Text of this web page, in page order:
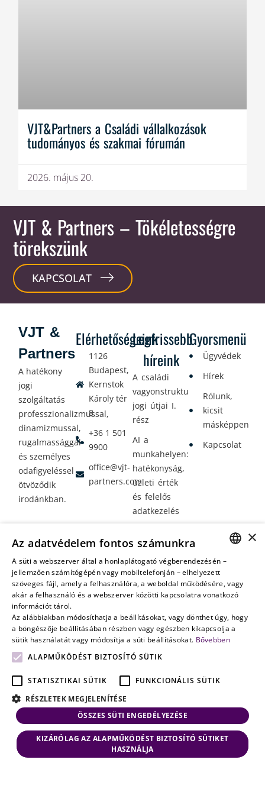
VJT&Partners a Családi vállalkozások
tudományos és szakmai fórumán
2026. május 20.
VJT & Partners – Tökéletességre
törekszünk
KAPCSOLAT
Elérhetőségeink
1126
Budapest,
Kernstok
Károly tér
8.
+36 1 501
9900
office@vjt-
partners.com
Legfrissebb
híreink
A családi
vagyonstrukturálás
jogi útjai I.
rész
AI a
munkahelyen:
hatékonyság,
üzleti érték
és felelős
adatkezelés
amikor a jövő
nem a
véletlenen
múlik
Gyorsmenü
Ügyvédek
Hírek
Rólunk,
kicsit
másképpen
Kapcsolat
VJT &
Partners
A hatékony
jogi
szolgáltatás
professzionalizmussal,
dinamizmussal,
rugalmassággal
és személyes
odafigyeléssel
ötvöződik
irodánkban.
HUNGARIAN
ENGLISH
×
Az adatvédelem fontos számunkra
A süti a webszerver által a honlaplátogató végberendezésén –
jellemzően számítógépén vagy mobiltelefonján – elhelyezett
szöveges fájl, amely a felhasználóra, a weboldal működésére, vagy
akár a felhasználó és a webszerver közötti kapcsolatra vonatkozó
információt tárol.
Az alábbiakban módosíthatja a beállításokat, vagy dönthet úgy, hogy
a böngészője beállításában részben vagy egészben kikapcsolja a
sütik használatát vagy módosítja a süti beállításokat. Bővebben
ALAPMŰKÖDÉST BIZTOSÍTÓ SÜTIK
STATISZTIKAI SÜTIK
FUNKCIONÁLIS SÜTIK
RÉSZLETEK MEGJELENÍTÉSE
ÖSSZES SÜTI ENGEDÉLYEZÉSE
KIZÁRÓLAG AZ ALAPMŰKÖDÉST BIZTOSÍTÓ SÜTIKET
HASZNÁLJA